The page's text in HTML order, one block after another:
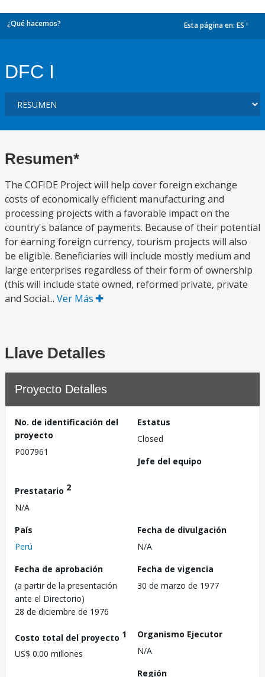
¿Qué hacemos? Esta página en: ES
DFC I
Resumen*
The COFIDE Project will help cover foreign exchange
costs of economically efficient manufacturing and
processing projects with a favorable impact on the
country's balance of payments. Because of their potential
for earning foreign currency, tourism projects will also
be eligible. Beneficiaries will include mostly medium and
large enterprises regardless of their form of ownership
(this will include state owned, reformed private, private
and Social... Ver Más
Llave Detalles
Proyecto Detalles
No. de identificación del
proyecto
P007961
Estatus
Closed
Jefe del equipo
Prestatario 2
N/A
País
Perú
Fecha de divulgación
N/A
Fecha de aprobación
(a partir de la presentación
ante el Directorio)
28 de diciembre de 1976
Fecha de vigencia
30 de marzo de 1977
Costo total del proyecto 1
US$ 0.00 millones
Organismo Ejecutor
N/A
Región